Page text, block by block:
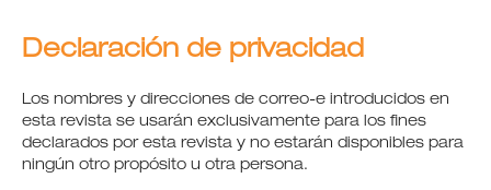
Declaración de privacidad
Los nombres y direcciones de correo-e introducidos en
esta revista se usarán exclusivamente para los fines
declarados por esta revista y no estarán disponibles para
ningún otro propósito u otra persona.